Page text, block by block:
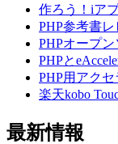
作ろう！iア
PHP参考書レ
PHPオープ
PHPと
PHP用アク
楽天kobo
最新情報